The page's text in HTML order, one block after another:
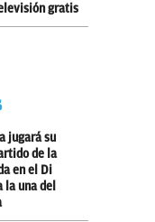
gratis
jugará su
de la
en el Di
la una del